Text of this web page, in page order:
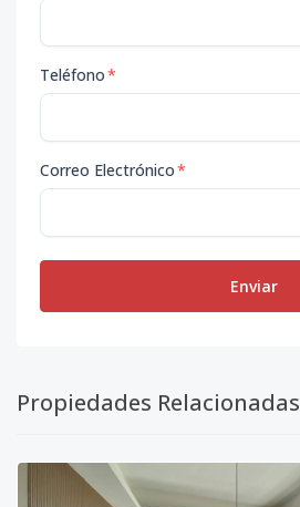
Teléfono*
Correo Electrónico*
Enviar
Propiedades Relacionadas